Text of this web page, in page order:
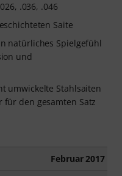
.036, .046
Saite
natürliches Spielgefühl
und
umwickelte Stahlsaiten
den gesamten Satz
Februar 2017